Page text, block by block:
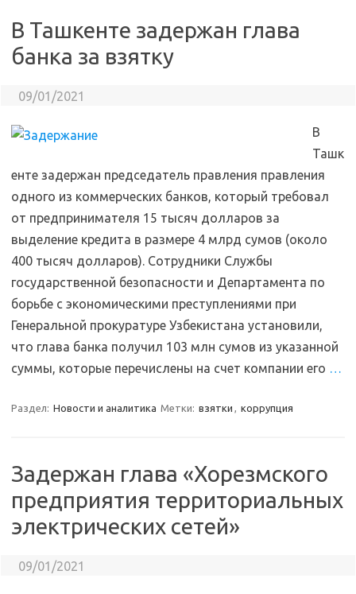
В Ташкенте задержан глава
банка за взятку
09/01/2021
В
Ташк
енте задержан председатель правления правления
одного из коммерческих банков, который требовал
от предпринимателя 15 тысяч долларов за
выделение кредита в размере 4 млрд сумов (около
400 тысяч долларов). Сотрудники Службы
государственной безопасности и Департамента по
борьбе с экономическими преступлениями при
Генеральной прокуратуре Узбекистана установили,
что глава банка получил 103 млн сумов из указанной
суммы, которые перечислены на счет компании его …
Раздел: Новости и аналитика Метки: взятки , коррупция
Задержан глава «Хорезмского
предприятия территориальных
электрических сетей»
09/01/2021